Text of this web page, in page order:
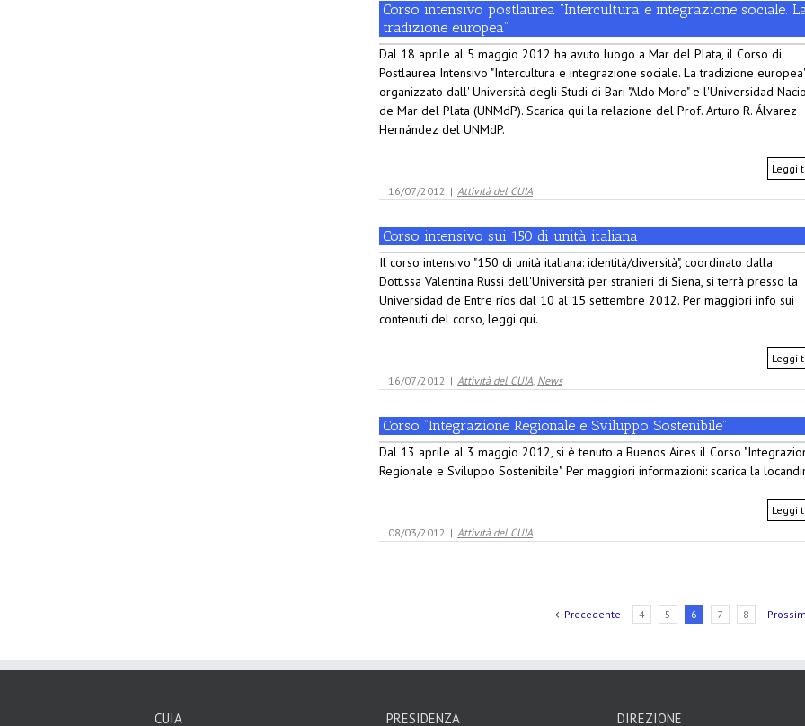
Corso intensivo postlaurea “Intercultura e integrazione sociale.
tradizione europea”
Dal 18 aprile al 5 maggio 2012 ha avuto luogo a Mar del Plata, il Corso di
Postlaurea Intensivo "Intercultura e integrazione sociale. La tradizione
organizzato dall' Università degli Studi di Bari "Aldo Moro" e l'Universidad
de Mar del Plata (UNMdP). Scarica qui la relazione del Prof. Arturo R. Álvarez
Hernández del UNMdP.
Leggi
16/07/2012 | Attività del CUIA
Corso intensivo sui 150 di unità italiana
Il corso intensivo "150 di unità italiana: identità/diversità", coordinato dalla
Dott.ssa Valentina Russi dell'Università per stranieri di Siena, si terrà presso la
Universidad de Entre ríos dal 10 al 15 settembre 2012. Per maggiori info sui
contenuti del corso, leggi qui.
Leggi
16/07/2012 | Attività del CUIA, News
Corso “Integrazione Regionale e Sviluppo Sostenibile”
Dal 13 aprile al 3 maggio 2012, si è tenuto a Buenos Aires il Corso
Regionale e Sviluppo Sostenibile". Per maggiori informazioni: scarica la
Leggi
08/03/2012 | Attività del CUIA
Precedente 4 5 6 7 8
CUIA PRESIDENZA DIREZIONE